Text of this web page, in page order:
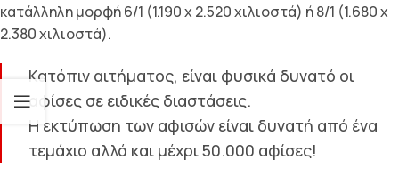
κατάλληλη μορφή 6/1 (1.190 x 2.520 χιλιοστά) ή 8/1 (1.680 x
2.380 χιλιοστά).
Κατόπιν αιτήματος, είναι φυσικά δυνατό οι
αφίσες σε ειδικές διαστάσεις.
Η εκτύπωση των αφισών είναι δυνατή από ένα
τεμάχιο αλλά και μέχρι 50.000 αφίσες!